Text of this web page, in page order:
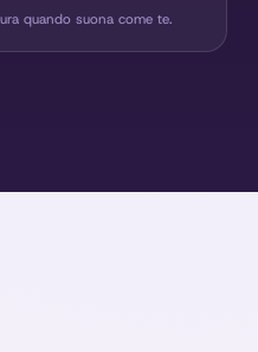
quando suona come te.